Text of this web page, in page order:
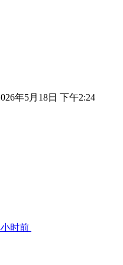
年5月18日 下午2:24
小时前